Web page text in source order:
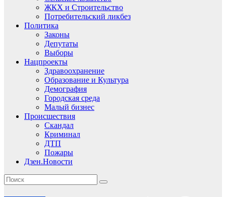
ЖКХ и Строительство
Потребительский ликбез
Политика
Законы
Депутаты
Выборы
Нацпроекты
Здравоохранение
Образование и Культура
Демография
Городская среда
Малый бизнес
Происшествия
Скандал
Криминал
ДТП
Пожары
Дзен.Новости